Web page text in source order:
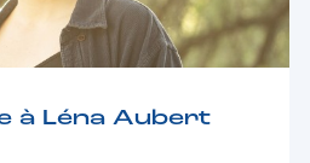
à Léna Aubert